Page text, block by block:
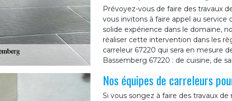
Prévoyez-vous de faire des travaux
vous invitons à faire appel au
solide expérience dans le domaine,
réaliser cette intervention dans les
carreleur 67220 qui sera en mesure
Bassemberg 67220 : de cuisine, de
Nos équipes de carreleurs
Si vous songez à faire des travaux